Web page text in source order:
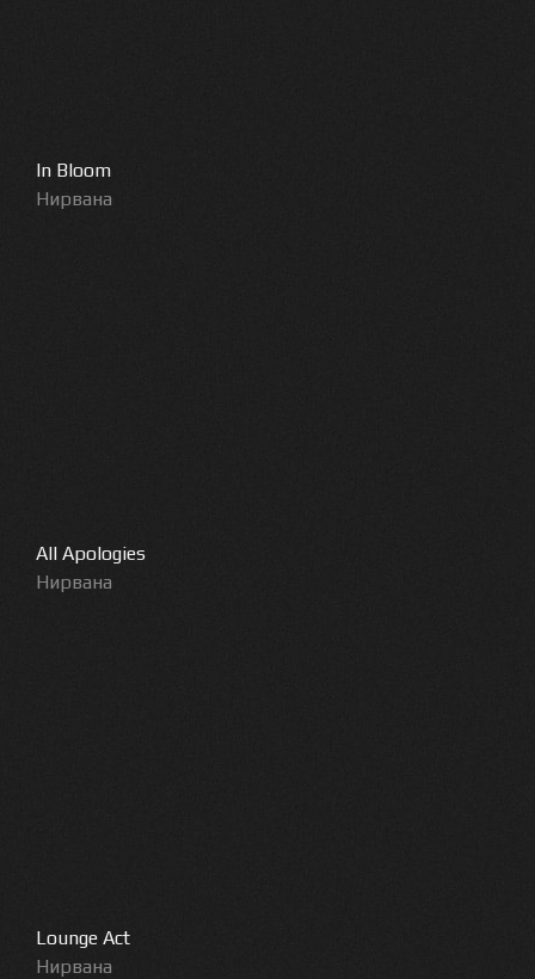
In Bloom
Нирвана
All Apologies
Нирвана
Lounge Act
Нирвана